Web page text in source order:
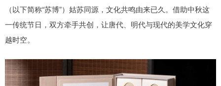
（以下简称“苏博”）姑苏同源，文化共鸣由来已久。借助中秋这
一传统节日，双方牵手共创，让唐代、明代与现代的美学文化穿
越时空。